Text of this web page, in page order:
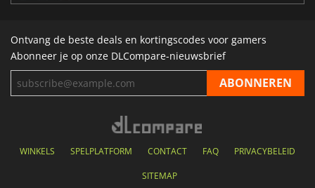
Ontvang de beste deals en kortingscodes voor gamers
Abonneer je op onze DLCompare-nieuwsbrief
WINKELS SPELPLATFORM CONTACT FAQ PRIVACYBELEID
SITEMAP